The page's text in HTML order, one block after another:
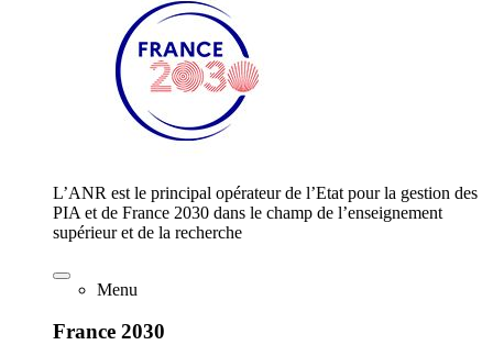
L’ANR est le principal opérateur de l’Etat pour la gestion des
PIA et de France 2030 dans le champ de l’enseignement
supérieur et de la recherche
Menu
France 2030